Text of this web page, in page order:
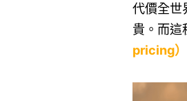
代價全世
貴。而這
pricing）